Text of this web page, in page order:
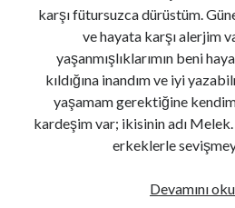
Haberdar Olun
E-mail adresi:
karşı fütursuzca dürüstüm.
ve hayata karşı alerjim
yaşanmışlıklarımın beni
kıldığına inandım ve iyi
yaşamam gerektiğine
kardeşim var; ikisinin adı Melek.
erkeklerle
Devamını